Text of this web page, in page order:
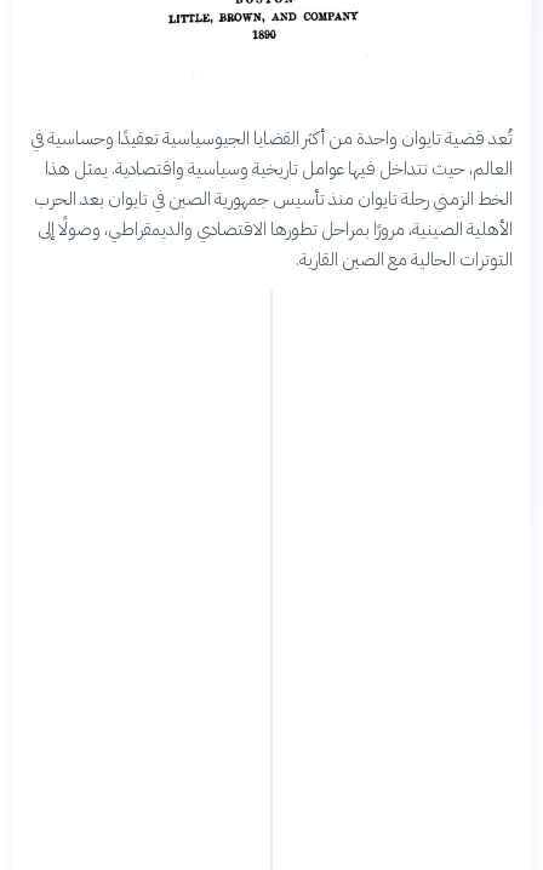
تُعد قضية تايوان واحدة من أكثر القضايا الجيوسياسية تعقيدًا وحساسية في
العالم، حيث تتداخل فيها عوامل تاريخية وسياسية واقتصادية. يمثل هذا
الخط الزمني رحلة تايوان منذ تأسيس جمهورية الصين في تايوان بعد الحرب
الأهلية الصينية، مرورًا بمراحل تطورها الاقتصادي والديمقراطي، وصولًا إلى
التوترات الحالية مع الصين القارية.